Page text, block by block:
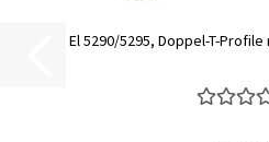
El 5290/5295, Doppel-T-